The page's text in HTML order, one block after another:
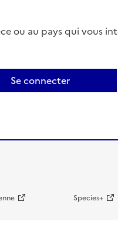
ou au pays qui vous
Se connecter
Species+